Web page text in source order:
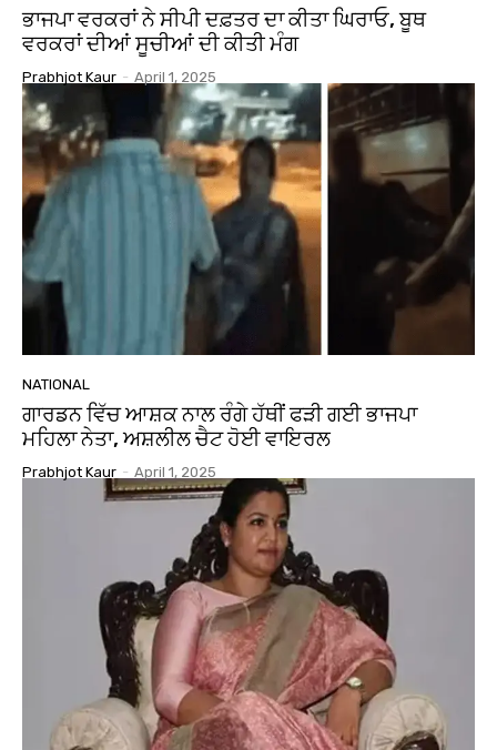
ਭਾਜਪਾ ਵਰਕਰਾਂ ਨੇ ਸੀਪੀ ਦਫ਼ਤਰ ਦਾ ਕੀਤਾ ਘਿਰਾਓ, ਬੂਥ
ਵਰਕਰਾਂ ਦੀਆਂ ਸੂਚੀਆਂ ਦੀ ਕੀਤੀ ਮੰਗ
Prabhjot Kaur - April 1, 2025
NATIONAL
ਗਾਰਡਨ ਵਿੱਚ ਆਸ਼ਕ ਨਾਲ ਰੰਗੇ ਹੱਥੀਂ ਫੜੀ ਗਈ ਭਾਜਪਾ
ਮਹਿਲਾ ਨੇਤਾ, ਅਸ਼ਲੀਲ ਚੈਟ ਹੋਈ ਵਾਇਰਲ
Prabhjot Kaur - April 1, 2025